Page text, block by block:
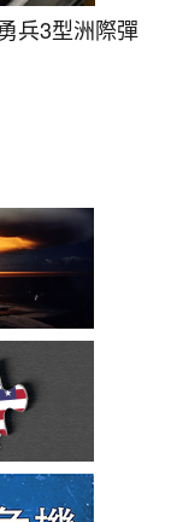
兵3型洲際彈